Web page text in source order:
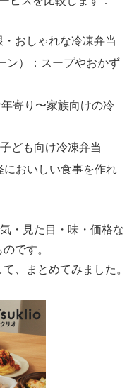
・おしゃれな冷凍弁当
ン）：スープやおかず
年寄り〜家族向けの冷
子ども向け冷凍弁当
においしい食事を作れ
・見た目・味・価格な
です。
、まとめてみました。